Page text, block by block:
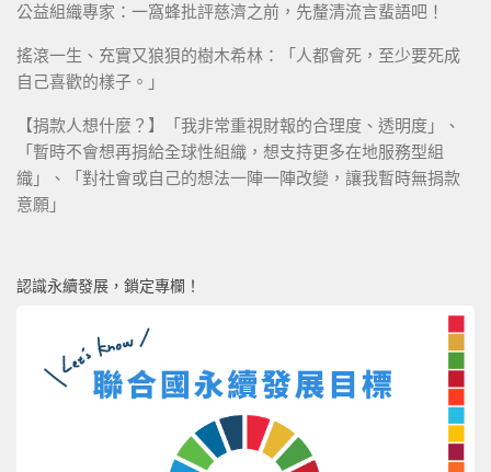
公益組織專家：一窩蜂批評慈濟之前，先釐清流言蜚語吧！
搖滾一生、充實又狼狽的樹木希林：「人都會死，至少要死成
自己喜歡的樣子。」
【捐款人想什麼？】「我非常重視財報的合理度、透明度」、
「暫時不會想再捐給全球性組織，想支持更多在地服務型組
織」、「對社會或自己的想法一陣一陣改變，讓我暫時無捐款
意願」
認識永續發展，鎖定專欄！